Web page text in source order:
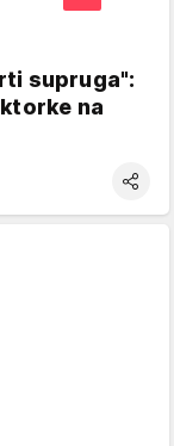
supruga":
na